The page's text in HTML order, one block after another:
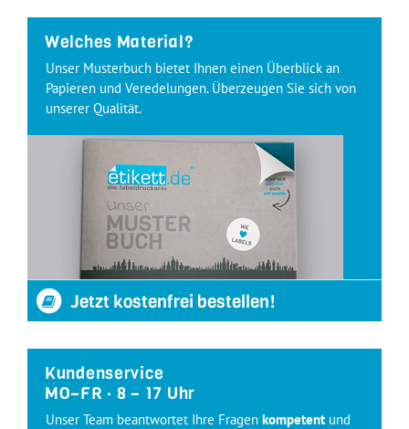
Welches Material?
Unser Musterbuch bietet Ihnen einen Überblick an
Papieren und Veredelungen. Überzeugen Sie sich von
unserer Qualität.
Jetzt kostenfrei bestellen!
Kundenservice
MO–FR · 8 – 17 Uhr
Unser Team beantwortet Ihre Fragen kompetent und